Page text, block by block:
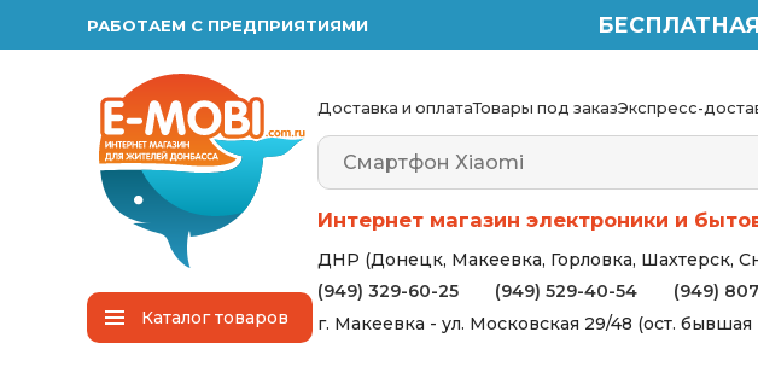
РАБОТАЕМ С ПРЕДПРИЯТИЯМИ
Каталогтоваров
Доставка и оплатаТовары под заказЭкспресс-
Интернет магазин электроники и
ДНР (Донецк, Макеевка, Горловка, Шахтерск,
(949) 329-60-25
(949) 529-40-54
(949)
г. Макеевка - ул. Московская 29/48 (ост.